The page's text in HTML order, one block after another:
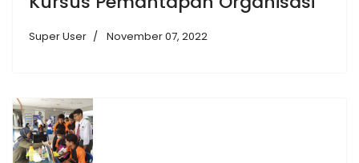
Super User November 07, 2022